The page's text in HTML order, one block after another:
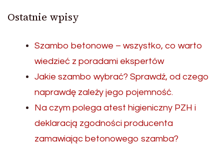
Ostatnie wpisy
Szambo betonowe – wszystko, co warto
wiedzieć z poradami ekspertów
Jakie szambo wybrać? Sprawdź, od czego
naprawdę zależy jego pojemność.
Na czym polega atest higieniczny PZH i
deklaracją zgodności producenta
zamawiając betonowego szamba?